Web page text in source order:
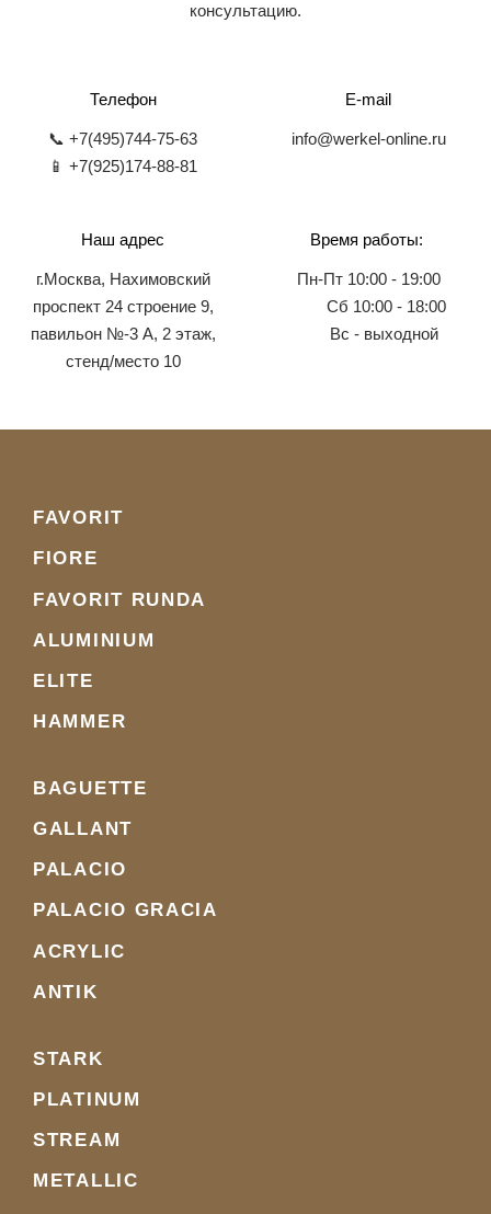
консультацию.
Телефон
📞 +7(495)744-75-63
📱 +7(925)174-88-81
E-mail
info@werkel-online.ru
Наш адрес
г.Москва, Нахимовский
проспект 24 строение 9,
павильон №-3 А, 2 этаж,
стенд/место 10
Время работы:
Пн-Пт 10:00 - 19:00
Сб 10:00 - 18:00
Вс - выходной
FAVORIT
FIORE
FAVORIT RUNDA
ALUMINIUM
ELITE
HAMMER
BAGUETTE
GALLANT
PALACIO
PALACIO GRACIA
ACRYLIC
ANTIK
STARK
PLATINUM
STREAM
METALLIC